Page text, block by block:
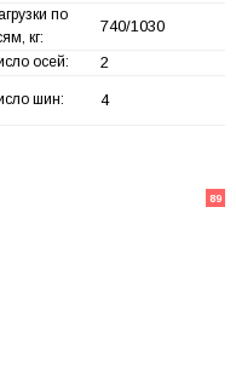
по
кг:
740/1030
осей: 2
шин: 4
89